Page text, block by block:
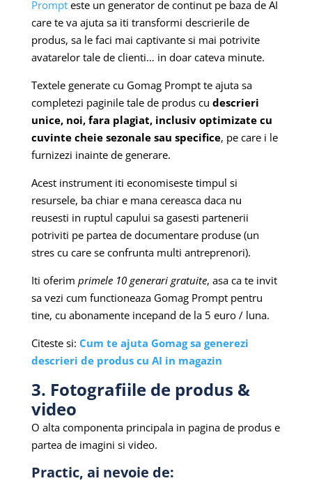
Prompteste un generator de continut pe baza de AI
care te va ajuta sa iti transformi descrierile de
produs, sa le faci mai captivante si mai potrivite
avatarelor tale de clienti… in doar cateva minute.
Textele generate cu Gomag Prompt te ajuta sa
completezi paginile tale de produs cu descrieri
unice, noi, fara plagiat, inclusiv optimizate cu
cuvinte cheie sezonale sau specifice, pe care i le
furnizezi inainte de generare.
Acest instrument iti economiseste timpul si
resursele, ba chiar e mana cereasca daca nu
reusesti in ruptul capului sa gasesti partenerii
potriviti pe partea de documentare produse (un
stres cu care se confrunta multi antreprenori).
Iti oferim primele 10 generari gratuite, asa ca te invit
sa vezi cum functioneaza Gomag Prompt pentru
tine, cu abonamente incepand de la 5 euro / luna.
Citeste si: Cum te ajuta Gomag sa generezi
descrieri de produs cu AI in magazin
3. Fotografiile de produs &
video
O alta componenta principala in pagina de produs e
partea de imagini si video.
Practic, ai nevoie de: